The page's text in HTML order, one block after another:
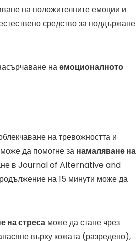
на положителните емоции и
средство за поддържане
наемоционалното
на тревожността и
може да помогне за намаляване на
в Journal of Alternative and
на 15 минути може да
на стреса може да стане чрез
върху кожата (разредено),